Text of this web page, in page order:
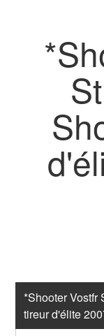
*Shooter Vostfr
tireur d'élite